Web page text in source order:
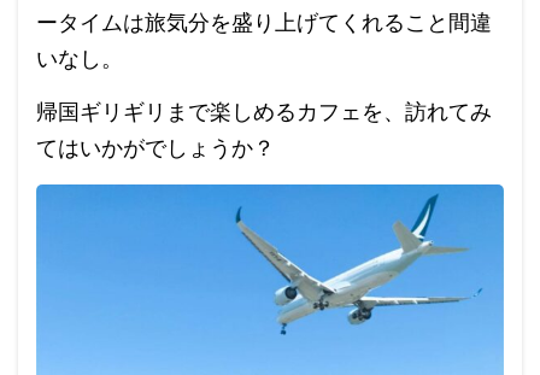
ータイムは旅気分を盛り上げてくれること間違
いなし。
帰国ギリギリまで楽しめるカフェを、訪れてみ
てはいかがでしょうか？